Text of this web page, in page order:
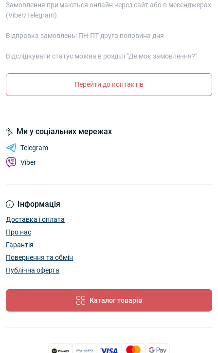
Замовлення при'маються онлайн через сайт або в месенджерах
(Viber/Telegram)
Відправка замовлень: ПН-ПТ друга половина дня
Відслідкувати статус можна в розділі "Де моє замовлення?"
Перейти до контактів
Інформація
Доставка і оплата
Про нас
Гарантія
Повернення та обмін
Публічна оферта
Каталог товарів
Ми у соціальних мережах
Telegram
Viber